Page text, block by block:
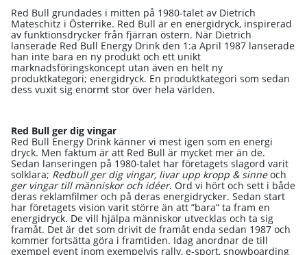
Red Bull grundades i mitten på 1980-talet av Dietrich
Mateschitz i Österrike. Red Bull är en energidryck, inspirerad
av funktionsdrycker från fjärran östern. När Dietrich
lanserade Red Bull Energy Drink den 1:a April 1987 lanserade
han inte bara en ny produkt och ett unikt
marknadsföringskoncept utan även en helt ny
produktkategori; energidryck. En produktkategori som sedan
dess vuxit sig enormt stor över hela världen.
Red Bull ger dig vingar
Red Bull Energy Drink känner vi mest igen som en energi
dryck. Men faktum är att Red Bull är mycket mer än de.
Sedan lanseringen på 1980-talet har företagets slagord varit
solklara; Redbull ger dig vingar, livar upp kropp & sinneoch
ger vingar till människor och idéer. Ord vi hört och sett i både
deras reklamfilmer och på deras energidrycker. Sedan start
har företagets vision varit större än att ”bara” ta fram en
energidryck. De vill hjälpa människor utvecklas och ta sig
framåt. Det är det som drivit de framåt enda sedan 1987 och
kommer fortsätta göra i framtiden. Idag anordnar de till
exempel event inom exempelvis rally, e-sport, snowboarding